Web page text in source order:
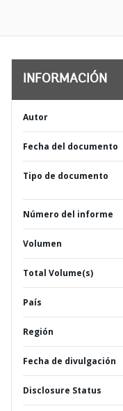
INFORMACIÓN
Autor
Fecha del documento
Tipo de documento
Número del informe
Volumen
Total Volume(s)
País
Región
Fecha de divulgación
Disclosure Status